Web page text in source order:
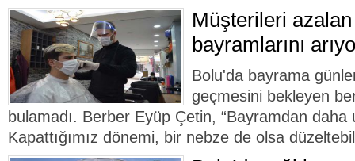
Müşterileri
bayramlarını
Bolu'da bayrama
geçmesini bekleyen
bulamadı. Berber Eyüp Çetin, “Bayramdan daha
Kapattığımız dönemi, bir nebze de olsa